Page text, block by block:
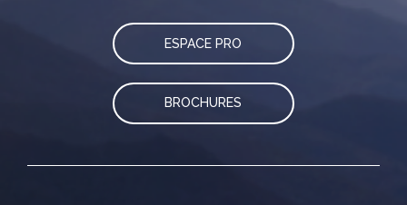
ESPACE PRO
BROCHURES